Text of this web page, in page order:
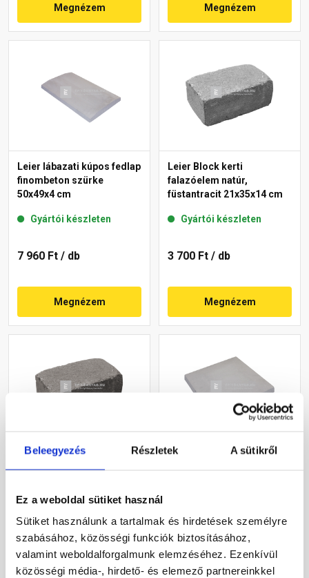
Beleegyezés Részletek A sütikről
Ez a weboldal sütiket használ
Sütiket használunk a tartalmak és hirdetések személyre
szabásához, közösségi funkciók biztosításához,
valamint weboldalforgalmunk elemzéséhez. Ezenkívül
közösségi média-, hirdető- és elemező partnereinkkel
Megnézem Megnézem
Leier lábazati kúpos fedlap
finombeton szürke
50x49x4 cm
Gyártói készleten
7 960 Ft / db
Megnézem
Leier Block kerti
falazóelem natúr,
füstantracit 21x35x14 cm
Gyártói készleten
3 700 Ft / db
Megnézem
3 700 Ft/ db 4 930 Ft/ db